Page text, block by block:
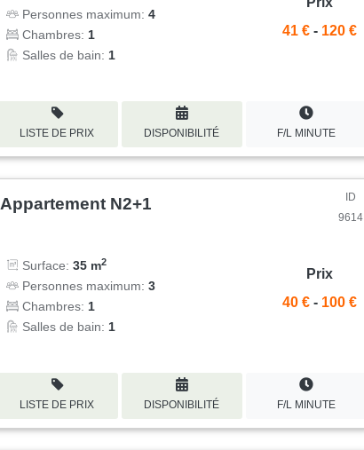
Personnes maximum:4
Chambres: 1
Salles de bain: 1
41 € - 120 €
LISTE DE PRIX DISPONIBILITÉ F/L MINUTE
Appartement N2+1
ID
9614
Surface:35 m2
Personnes maximum:3
Chambres: 1
Salles de bain: 1
Prix
40 € - 100 €
LISTE DE PRIX DISPONIBILITÉ F/L MINUTE